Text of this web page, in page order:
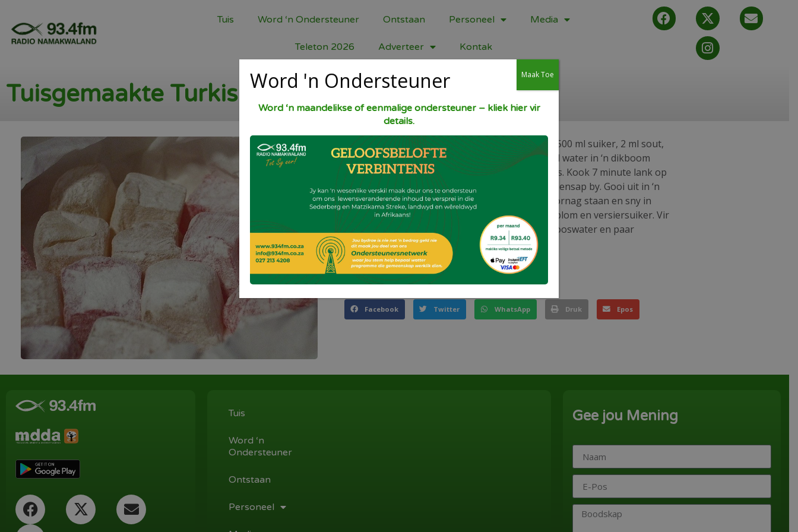
Tuis Word ‘n Ondersteuner Ontstaan Personeel Media
Teleton 2026 Adverteer Kontak
Tuisgemaakte Turkish Delight
Week 30 ml gelatien in 50 ml koue water. Meng 500 ml suiker, 2 ml sout,
75 ml mielieblom en 1 ml sitroensuur met 200 ml water in ‘n dikboom
kastrol en roer oor lae hitte tot suiker opgelos is. Kook 7 minute lank op
stadige hitte en roer gelatine en 15 ml suurlemoensap by. Gooi uit in ‘n
20 mm hoë gesmeerde 120 x 200 ml pan. Laat oornag staan en sny in
vierkante. Rol in mengsel van gelyke dele mielieblom en versiersuiker. Vir
variasie: Vervang die suurlemoensap met 2 ml rooswater en paar
druppels rooi voedselkleursel.
Deel dit!
Facebook Twitter WhatsApp Druk Epos
Tuis
Word ‘n
Ondersteuner
Ontstaan
Personeel
Gee jou Mening
Word 'n Ondersteuner
Word ‘n maandelikse of eenmalige ondersteuner – kliek hier vir
details.
Maak Toe